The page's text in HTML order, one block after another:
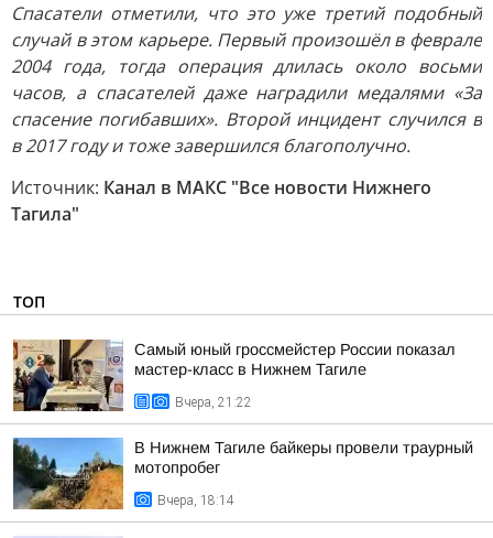
Спасатели отметили, что это уже третий подобный
случай в этом карьере. Первый произошёл в феврале
2004 года, тогда операция длилась около восьми
часов, а спасателей даже наградили медалями «За
спасение погибавших». Второй инцидент случился в
в 2017 году и тоже завершился благополучно.
Источник: Канал в МАКС "Все новости Нижнего
Тагила"
ТОП
Самый юный гроссмейстер России показал
мастер-класс в Нижнем Тагиле
Вчера, 21:22
В Нижнем Тагиле байкеры провели траурный
мотопробег
Вчера, 18:14